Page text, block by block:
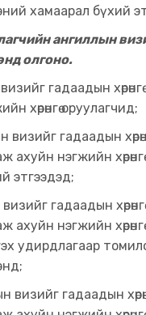
хамаарал бүхий
ангиллын
олгоно.
гадаадын
хөрөнгө оруулагчид;
визийг гадаадын
ахуйн нэгжийн
этгээдэд;
гадаадын хөрөнгө
ахуйн нэгжийн
удирдлагаар
визийг гадаадын